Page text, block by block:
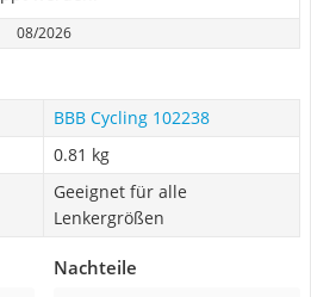
08/2026
BBB Cycling 102238
0.81 kg
Geeignet für alle
Lenkergrößen
Nachteile